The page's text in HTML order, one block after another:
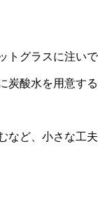
トグラスに注い
炭酸水を用意す
など、小さな工